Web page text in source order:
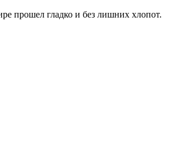
прошел гладко и без лишних хлопот.